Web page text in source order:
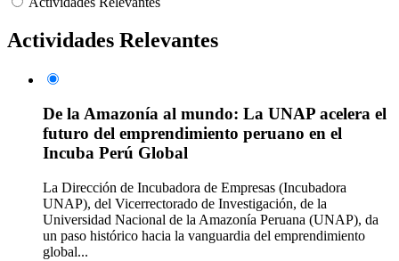
Actividades Relevantes
De la Amazonía al mundo: La UNAP acelera el
futuro del emprendimiento peruano en el
Incuba Perú Global
La Dirección de Incubadora de Empresas (Incubadora
UNAP), del Vicerrectorado de Investigación, de la
Universidad Nacional de la Amazonía Peruana (UNAP), da
un paso histórico hacia la vanguardia del emprendimiento
global...